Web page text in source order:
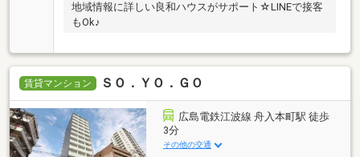
地域情報に詳しい良和ハウスがサポート☆LINEで接客
もOk♪
賃貸マンション ＳＯ．ＹＯ．ＧＯ
広島電鉄江波線 舟入本町駅 徒歩
3分
その他の交通